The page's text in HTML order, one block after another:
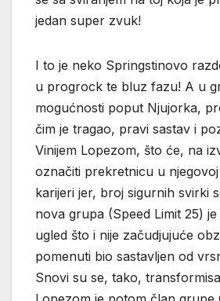
jedan super zvuk!
I to je neko Springstinovo
u progrock te bluz fazu! A u
mogućnosti poput Njujorka,
čim je tragao, pravi sastav i
Vinijem Lopezom, što će, na
označiti prekretnicu u
karijeri jer, broj sigurnih svirki
nova grupa (Speed Limit 25)
ugled što i nije začudjujuće
pomenuti bio sastavljen od
Snovi su se, tako,